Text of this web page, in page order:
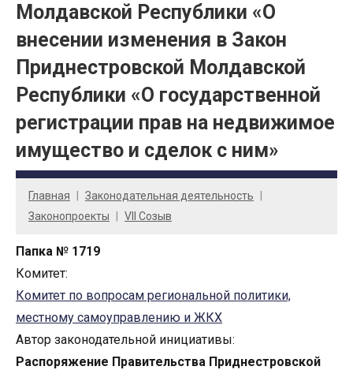
Молдавской Республики «О
внесении изменения в Закон
Приднестровской Молдавской
Республики «О государственной
регистрации прав на недвижимое
имущество и сделок с ним»
Главная
Законодательная деятельность
Законопроекты
VII Созыв
Папка № 1719
Комитет:
Комитет по вопросам региональной политики,
местному самоуправлению и ЖКХ
Автор законодательной инициативы:
Распоряжение Правительства Приднестровской